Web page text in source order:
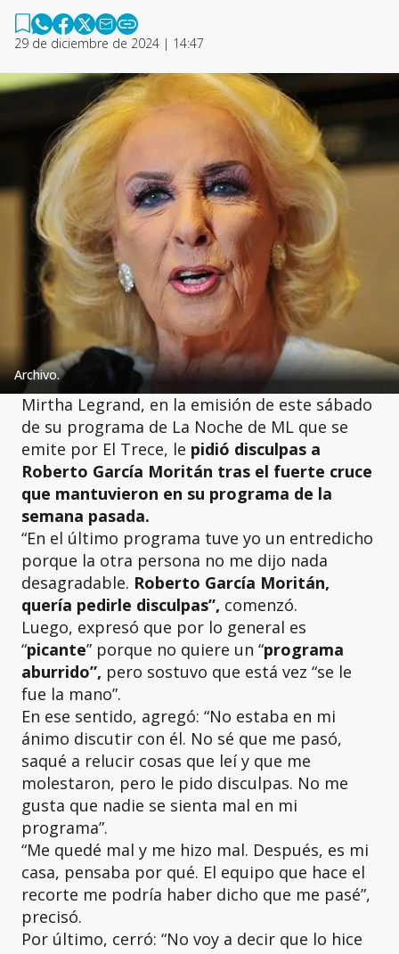
29 de diciembre de 2024 | 14:47
Archivo.
Mirtha Legrand, en la emisión de este sábado
de su programa de La Noche de ML que se
emite por El Trece, le pidió disculpas a
Roberto García Moritán tras el fuerte cruce
que mantuvieron en su programa de la
semana pasada.
“En el último programa tuve yo un entredicho
porque la otra persona no me dijo nada
desagradable. Roberto García Moritán,
quería pedirle disculpas”, comenzó.
Luego, expresó que por lo general es
“picante” porque no quiere un “programa
aburrido”, pero sostuvo que está vez “se le
fue la mano”.
En ese sentido, agregó: “No estaba en mi
ánimo discutir con él. No sé que me pasó,
saqué a relucir cosas que leí y que me
molestaron, pero le pido disculpas. No me
gusta que nadie se sienta mal en mi
programa”.
“Me quedé mal y me hizo mal. Después, es mi
casa, pensaba por qué. El equipo que hace el
recorte me podría haber dicho que me pasé”,
precisó.
Por último, cerró: “No voy a decir que lo hice